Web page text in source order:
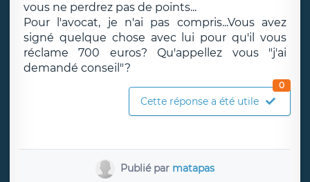
vous ne perdrez pas de points...
Pour l'avocat, je n'ai pas compris...Vous avez
signé quelque chose avec lui pour qu'il vous
réclame 700 euros? Qu'appellez vous "j'ai
demandé conseil"?
Cette réponse a été utile
0
Publié par matapas